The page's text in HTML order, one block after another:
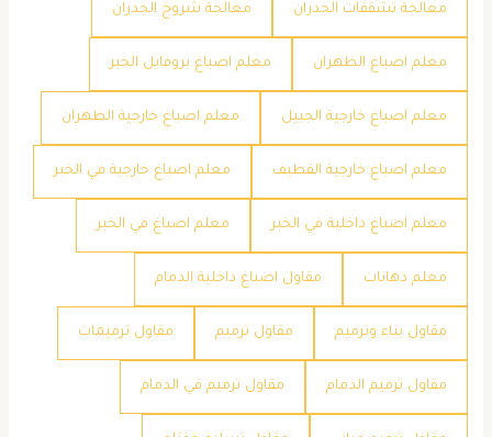
معالجة تشققات الجدران معالجة شروخ الجدران
معلم اصباغ الظهران معلم اصباغ بروفايل الخبر
معلم اصباغ خارجية الجبيل معلم اصباغ خارجية الظهران
معلم اصباغ خارجية القطيف معلم اصباغ خارجية في الخبر
معلم اصباغ داخلية في الخبر معلم اصباغ في الخبر
معلم دهانات مقاول اصباغ داخلية الدمام
مقاول بناء وترميم مقاول ترميم مقاول ترميمات
مقاول ترميم الدمام مقاول ترميم في الدمام